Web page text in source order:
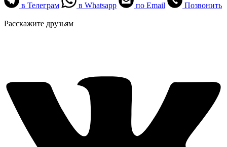
в Телеграм в Whatsapp по Email Позвонить
Расскажите друзьям